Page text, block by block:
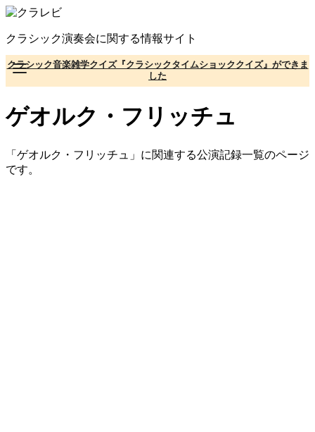
コ
テ
ン
ツ
へ
動
クラシック演奏会に関する情報サイト
クラシック音楽雑学クイズ『クラシックタイムショッククイズ』ができま
した
ゲオルク・フリッチュ
「ゲオルク・フリッチュ」に関連する公演記録一覧のページ
です。